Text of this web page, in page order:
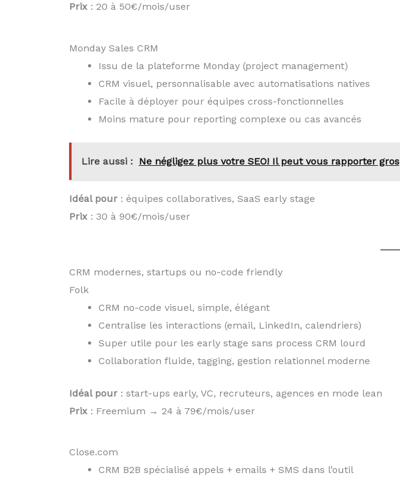
Prix: 20 à 50€/mois/user
Monday Sales CRM
Issu de la plateforme Monday (project management)
CRM visuel, personnalisable avec automatisations natives
Facile à déployer pour équipes cross-fonctionnelles
Moins mature pour reporting complexe ou cas avancés
Lire aussi : Ne négligez plus votre SEO! Il peut vous rapporter gros
Idéal pour: équipes collaboratives, SaaS early stage
Prix: 30 à 90€/mois/user
CRM modernes, startups ou no-code friendly
Folk
CRM no-code visuel, simple, élégant
Centralise les interactions (email, LinkedIn, calendriers)
Super utile pour les early stage sans process CRM lourd
Collaboration fluide, tagging, gestion relationnel moderne
Idéal pour: start-ups early, VC, recruteurs, agences en mode lean
Prix: Freemium → 24 à 79€/mois/user
Close.com
CRM B2B spécialisé appels + emails + SMS dans l’outil